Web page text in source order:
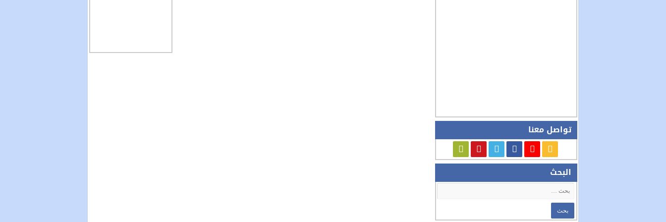
تواصل معنا
البحث